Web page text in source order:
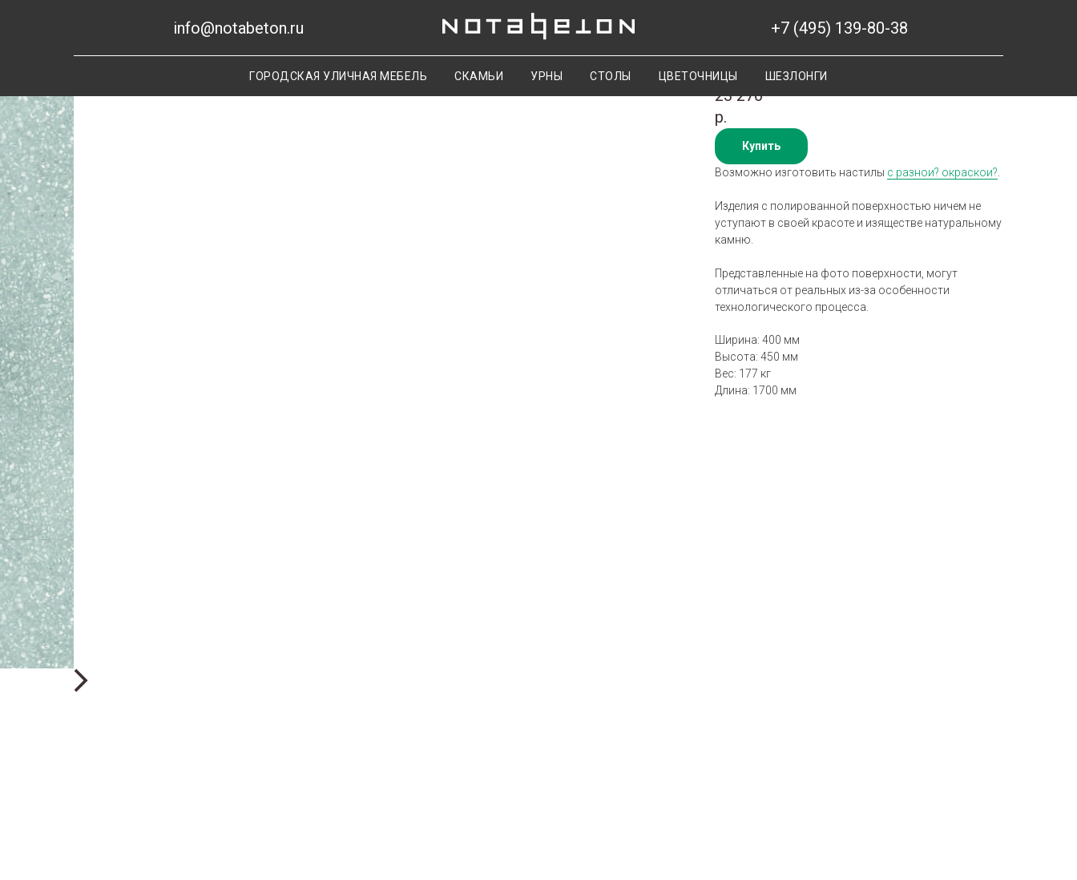
info@notabeton.ru +7 (495) 139-80-38
ГОРОДСКАЯ УЛИЧНАЯ МЕБЕЛЬ СКАМЬИ УРНЫ СТОЛЫ ЦВЕТОЧНИЦЫ ШЕЗЛОНГИ
Скамья Гарден 1 Тринити
23 270
р.
Купить
Возможно изготовить настилы с разнои? окраскои?
Изделия с полированной поверхностью ничем не
уступают в своей красоте и изяществе натуральному
камню.
Представленные на фото поверхности, могут
отличаться от реальных из-за особенности
технологического процесса.
Ширина: 400 мм
Высота: 450 мм
Вес: 177 кг
Длина: 1700 мм